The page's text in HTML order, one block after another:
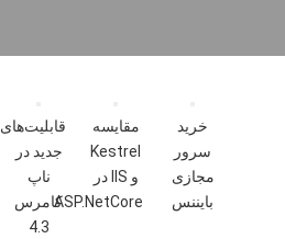
خرید
سرور
مجازی
بایننس
مقایسه
Kestrel
و IIS در
ASP.NetCore
قابلیت‌های
جدید در
ناپ
کامرس
4.3